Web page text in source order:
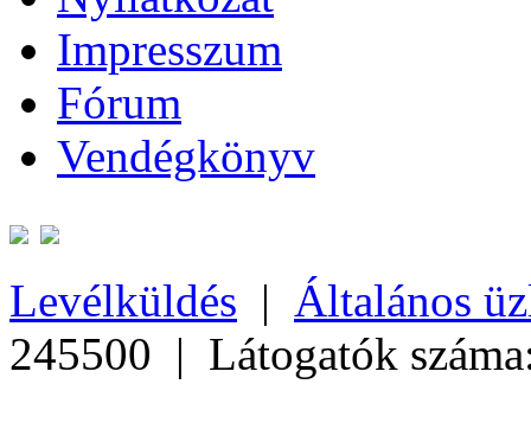
Impresszum
Fórum
Vendégkönyv
Levélküldés | Általános
245500 | Látogatók